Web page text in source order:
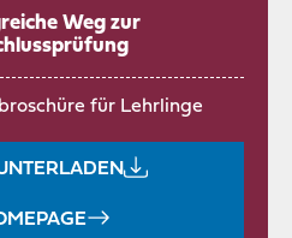
Weg zur
für Lehrlinge